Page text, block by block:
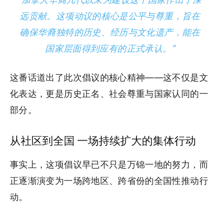
远贡献。这项动议的核心是公平与尊重，旨在
确保华裔独特的历史、经历与文化遗产，能在
国家层面得到应有的正式承认。”
这番话道出了此次倡议的核心精神——这不仅是文
化表达，更是历史正名、社会尊重与国家认同的一
部分。
从社区到全国 一场持续扩大的集体行动
事实上，这项倡议早已不只是万锦一地的努力，而
正逐渐演变为一场跨地区、跨省份的全国性推动行
动。